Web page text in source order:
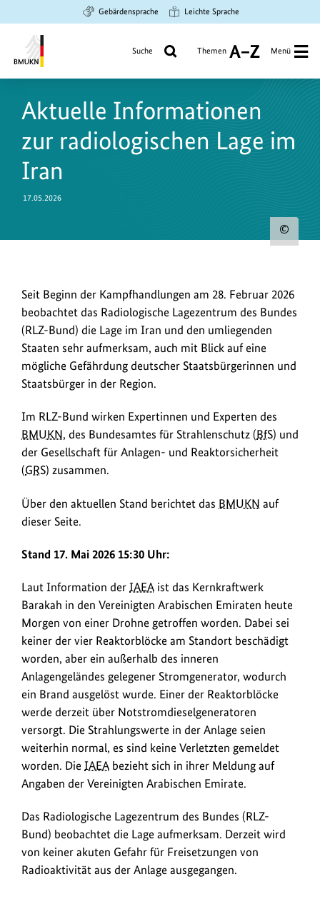
Hauptinhalt
springen
Suche
springen
Hauptnavigation
springen
Gebärdensprache Leichte Sprache
Umwelt,
Naturschutz
und
nukleare
Sicherheit
Suche Themen
A
Z
Menü
Aktuelle Informationen
zur radiologischen Lage im
Iran
17.05.2026
Aktuelle
Informationen
zur
radiologischen
Lage
im
Es
ist
nicht
davon
dass
Radioaktivität
wurde.
Seit Beginn der Kampfhandlungen am 28. Februar 2026
beobachtet das Radiologische Lagezentrum des Bundes
(RLZ-Bund) die Lage im Iran und den umliegenden
Staaten sehr aufmerksam, auch mit Blick auf eine
mögliche Gefährdung deutscher Staatsbürgerinnen und
Staatsbürger in der Region.
Im RLZ-Bund wirken Expertinnen und Experten des
BMUKN, des Bundesamtes für Strahlenschutz (BfS) und
der Gesellschaft für Anlagen- und Reaktorsicherheit
(GRS) zusammen.
Über den aktuellen Stand berichtet das BMUKN auf
dieser Seite.
Stand 17. Mai 2026 15:30 Uhr:
Laut Information der IAEA ist das Kernkraftwerk
Barakah in den Vereinigten Arabischen Emiraten heute
Morgen von einer Drohne getroffen worden. Dabei sei
keiner der vier Reaktorblöcke am Standort beschädigt
worden, aber ein außerhalb des inneren
Anlagengeländes gelegener Stromgenerator, wodurch
ein Brand ausgelöst wurde. Einer der Reaktorblöcke
werde derzeit über Notstromdieselgeneratoren
versorgt. Die Strahlungswerte in der Anlage seien
weiterhin normal, es sind keine Verletzten gemeldet
worden. Die IAEA bezieht sich in ihrer Meldung auf
Angaben der Vereinigten Arabischen Emirate.
Das Radiologische Lagezentrum des Bundes (RLZ-
Bund) beobachtet die Lage aufmerksam. Derzeit wird
von keiner akuten Gefahr für Freisetzungen von
Radioaktivität aus der Anlage ausgegangen.